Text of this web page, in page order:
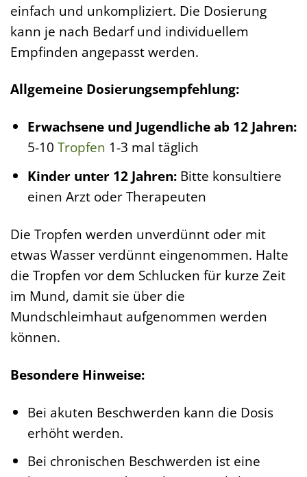
einfach und unkompliziert. Die Dosierung
kann je nach Bedarf und individuellem
Empfinden angepasst werden.
Allgemeine Dosierungsempfehlung:
Erwachsene und Jugendliche ab 12 Jahren:
5-10 Tropfen 1-3 mal täglich
Kinder unter 12 Jahren:Bitte konsultiere
einen Arzt oder Therapeuten
Die Tropfen werden unverdünnt oder mit
etwas Wasser verdünnt eingenommen. Halte
die Tropfen vor dem Schlucken für kurze Zeit
im Mund, damit sie über die
Mundschleimhaut aufgenommen werden
können.
Besondere Hinweise:
Bei akuten Beschwerden kann die Dosis
erhöht werden.
Bei chronischen Beschwerden ist eine